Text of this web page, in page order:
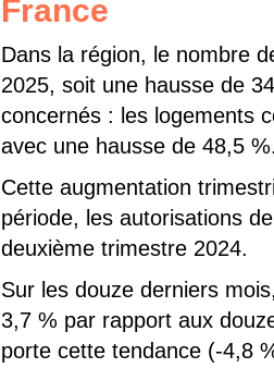
France
Dans la région, le nombre
2025, soit une hausse de
concernés : les logements
avec une hausse de 48,5 %.
Cette augmentation
période, les autorisations
deuxième trimestre 2024.
Sur les douze derniers
3,7 % par rapport aux
porte cette tendance (-4,8